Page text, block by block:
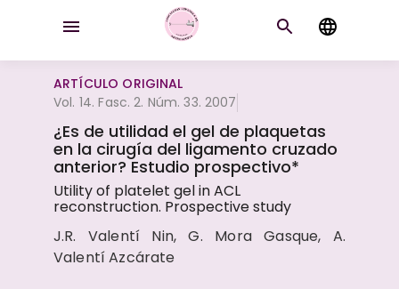
ARTÍCULO ORIGINAL
Vol. 14. Fasc. 2. Núm. 33. 2007
¿Es de utilidad el gel de plaquetas
en la cirugía del ligamento cruzado
anterior? Estudio prospectivo*
Utility of platelet gel in ACL
reconstruction. Prospective study
J.R. Valentí Nin, G. Mora Gasque, A.
Valentí Azcárate